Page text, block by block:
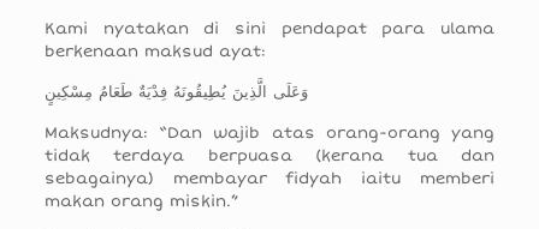
Kami nyatakan di sini pendapat para ulama
berkenaan maksud ayat:
وَعَلَى الَّذِينَ يُطِيقُونَهُ فِدْيَةٌ طَعَامُ مِسْكِينٍ
Maksudnya: “Dan wajib atas orang-orang yang
tidak terdaya berpuasa (kerana tua dan
sebagainya) membayar fidyah iaitu memberi
makan orang miskin.”